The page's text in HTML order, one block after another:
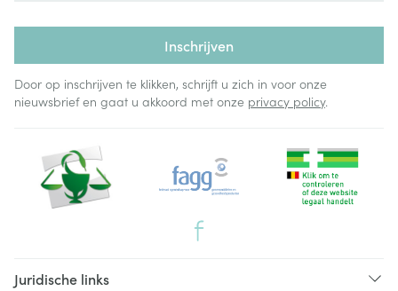
Inschrijven
Door op inschrijven te klikken, schrijft u zich in voor onze
nieuwsbrief en gaat u akkoord met onze privacy policy.
Juridische links